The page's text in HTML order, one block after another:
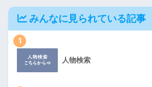
みんなに見られている記事
1
人物検索